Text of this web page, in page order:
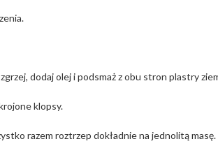
dodaj olej i podsmaż z obu stron plastry
klopsy.
razem roztrzep dokładnie na jednolitą masę.